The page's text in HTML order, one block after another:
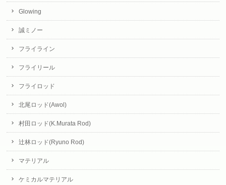
Glowing
誠ミノー
フライライン
フライリール
フライロッド
北尾ロッド(Awol)
村田ロッド(K.Murata Rod)
辻林ロッド(Ryuno Rod)
マテリアル
ケミカルマテリアル